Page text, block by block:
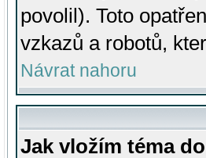
povolil). Toto
vzkazů a robotů,
Návrat nahoru
Jak vložím téma